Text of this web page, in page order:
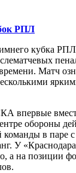
РПЛ
кубка РПЛ
Матч
впервые
обороны
в паре
У
а на позиции